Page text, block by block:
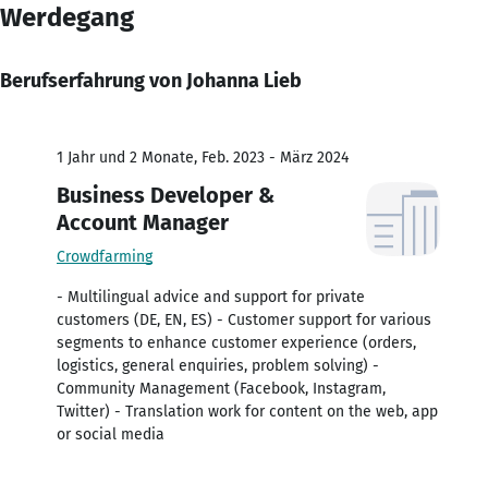
Werdegang
Berufserfahrung von Johanna Lieb
1 Jahr und 2 Monate, Feb. 2023 - März 2024
Business Developer &
Account Manager
Crowdfarming
- Multilingual advice and support for private
customers (DE, EN, ES) - Customer support for various
segments to enhance customer experience (orders,
logistics, general enquiries, problem solving) -
Community Management (Facebook, Instagram,
Twitter) - Translation work for content on the web, app
or social media